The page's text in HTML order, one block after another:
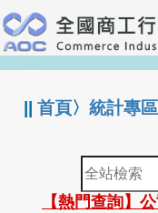
跳
到
主
要
:::
||首頁〉統計專區
全
站
檢
【熱門查詢】